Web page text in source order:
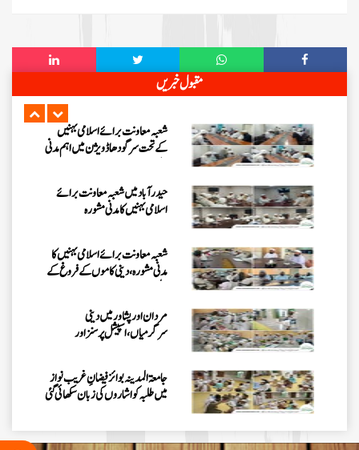
مقبول خبریں
فیضانِ مدینہ ننکانہ میں 3 دن (25،
شعبہ معاونت برائے اسلامی بہنیں
کے تحت سرگودھا ڈویژن میں اہم مدنی
حیدرآباد میں شعبہ معاونت برائے
اسلامی بہنیں کا مدنی مشورہ
شعبہ معاونت برائے اسلامی بہنیں کا
مدنی مشورہ، دینی کاموں کے فروغ کے
مردان اور پشاور میں دینی
سرگرمیاں، اسپیشل پرسنز اور
جامعۃ المدینہ بوائز فیضانِ غریب نواز
میں طلبہ کو اشاروں کی زبان سکھائی گئی
اسپیشل پرسنز ڈیپارٹمنٹ کے تحت 3